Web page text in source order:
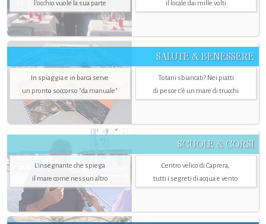
l’occhio vuole la sua parte il locale dai mille volti
SALUTE & BENESSERE
In spiaggia e in barca serve
un pronto soccorso "da manuale"
Totani sbiancati? Nei piatti
di pesce c'è un mare di trucchi
SCUOLE & CORSI
L'insegnante che spiega
il mare come nessun altro
Centro velico di Caprera,
tutti i segreti di acqua e vento